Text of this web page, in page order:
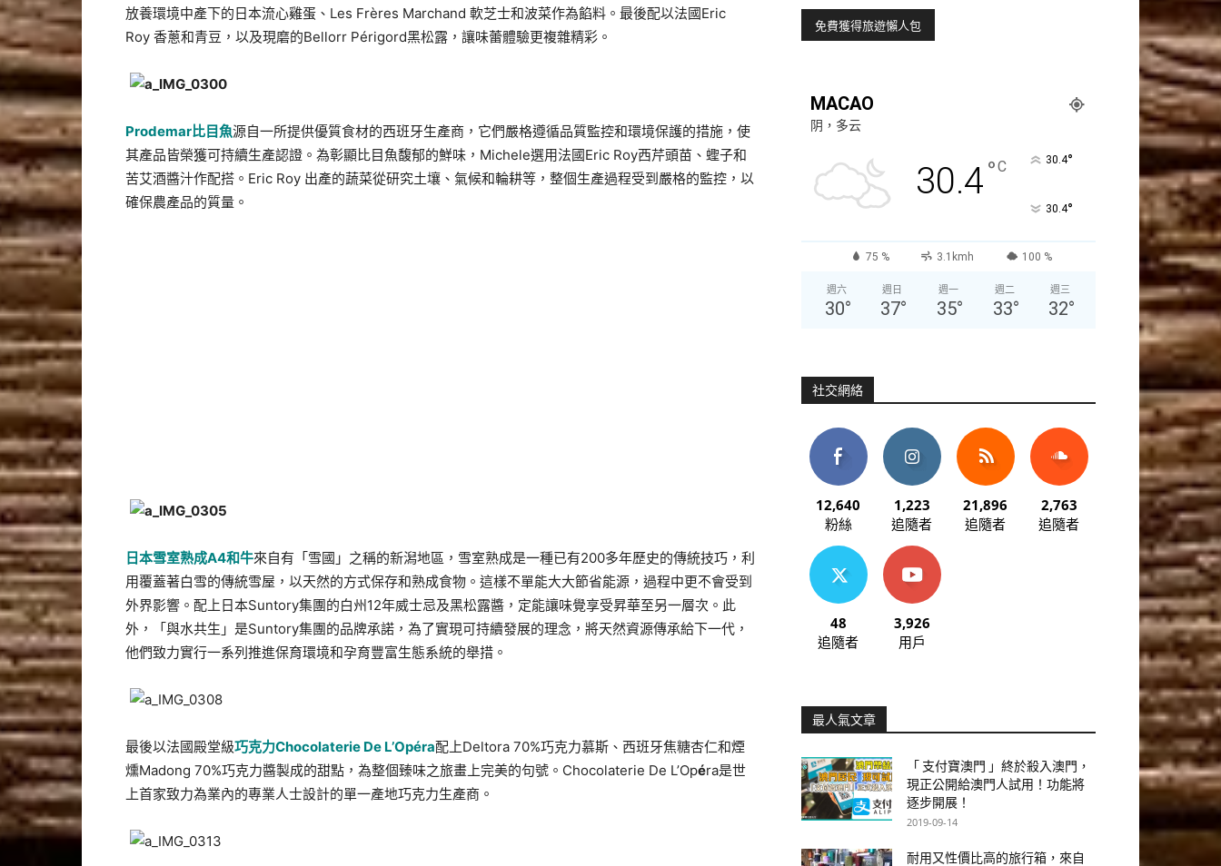
放養環境中產下的日本流心雞蛋、Les Frères Marchand 軟芝士和波菜作為餡料。最後配以法國Eric
Roy 香蔥和青豆，以及現磨的Bellorr Périgord黑松露，讓味蕾體驗更複雜精彩。
Prodemar比目魚源自一所提供優質食材的西班牙生產商，它們嚴格遵循品質監控和環境保護的措施，使
其產品皆榮獲可持續生產認證。為彰顯比目魚馥郁的鮮味，Michele選用法國Eric Roy西芹頭苗、蟶子和
苦艾酒醬汁作配搭。Eric Roy 出產的蔬菜從研究土壤、氣候和輪耕等，整個生產過程受到嚴格的監控，以
確保農產品的質量。
日本雪室熟成A4和牛來自有「雪國」之稱的新潟地區，雪室熟成是一種已有200多年歷史的傳統技巧，利
用覆蓋著白雪的傳統雪屋，以天然的方式保存和熟成食物。這樣不單能大大節省能源，過程中更不會受到
外界影響。配上日本Suntory集團的白州12年威士忌及黑松露醬，定能讓味覺享受昇華至另一層次。此
外，「與水共生」是Suntory集團的品牌承諾，為了實現可持續發展的理念，將天然資源傳承給下一代，
他們致力實行一系列推進保育環境和孕育豐富生態系統的舉措。
最後以法國殿堂級巧克力Chocolaterie De L’Opéra配上Deltora 70%巧克力慕斯、西班牙焦糖杏仁和煙
燻Madong 70%巧克力醬製成的甜點，為整個臻味之旅畫上完美的句號。Chocolaterie De L’Opéra是世
上首家致力為業內的專業人士設計的單一產地巧克力生產商。
MACAO
阴，多云
30.4°C 30.4°
30.4°
75 % 3.1kmh 100 %
週六
30°
週日
37°
週一
35°
週二
33°
週三
32°
社交網絡
12,640
粉絲
1,223
追隨者
21,896
追隨者
2,763
追隨者
48
追隨者
3,926
用戶
最人氣文章
「 支付寶澳門 」終於殺入澳門，
現正公開給澳門人試用！功能將
逐步開展！
2019-09-14
耐用又性價比高的旅行箱，來自